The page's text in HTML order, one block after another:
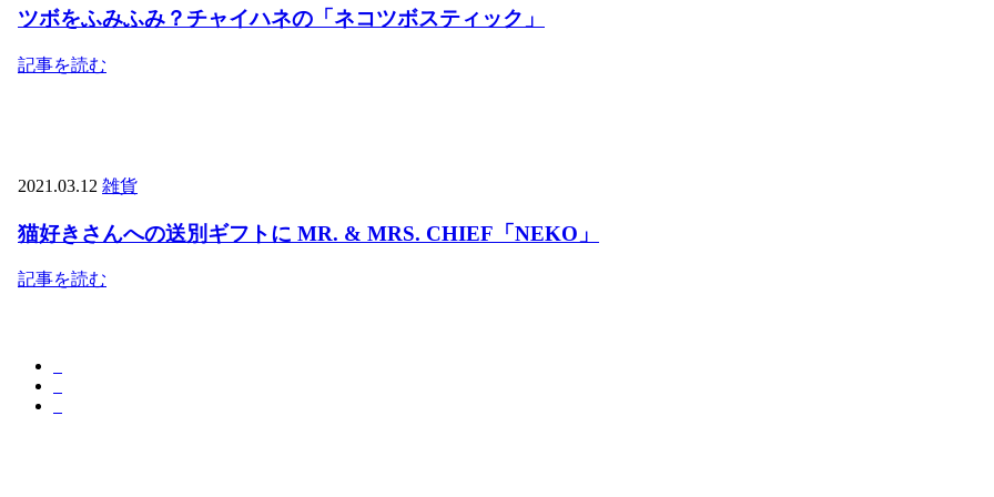
ツボをふみふみ？チャイハネの「ネコツボスティック」
記事を読む
2021.03.12 雑貨
猫好きさんへの送別ギフトに MR. & MRS. CHIEF「NEKO」
記事を読む